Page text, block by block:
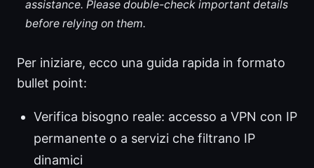
assistance. Please double-check important details
before relying on them.
Per iniziare, ecco una guida rapida in formato
bullet point:
Verifica bisogno reale: accesso a VPN con IP
permanente o a servizi che filtrano IP
dinamici